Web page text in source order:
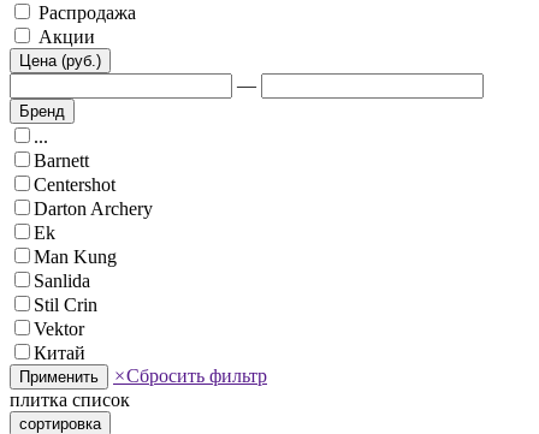
Распродажа
Акции
Цена (руб.)
—
Бренд
...
Barnett
Centershot
Darton Archery
Ek
Man Kung
Sanlida
Stil Crin
Vektor
Китай
Применить ×Сбросить фильтр
плитка список
сортировка